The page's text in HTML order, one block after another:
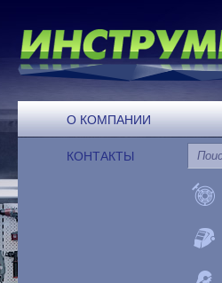
О КОМПАНИИ
КОНТАКТЫ